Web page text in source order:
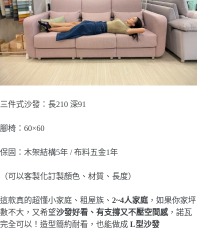
三件式沙發：長210 深91
腳椅：60×60
保固：木架結構5年 / 布料五金1年
（可以客製化訂製顏色、材質、長度）
這款真的超懂小家庭、租屋族、 2~4人家庭 ，如果你家坪
數不大，又希望沙發好看、有支撐又不壓空間感，諾瓦
完全可以！造型簡約耐看，也能做成 L型沙發